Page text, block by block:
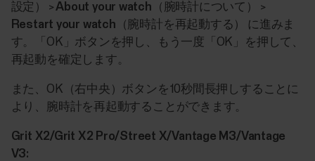
設定）
>About your watch（腕時計について）
>
Restart your watch（腕時計を再起動する）
に進みま
す。「OK」ボタンを押し、もう一度「OK」を押して、
再起動を確定します。
また、OK（右中央）ボタンを10秒間長押しすることに
より、腕時計を再起動することができます。
Grit X2/Grit X2 Pro/Street X/Vantage M3/Vantage
V3: